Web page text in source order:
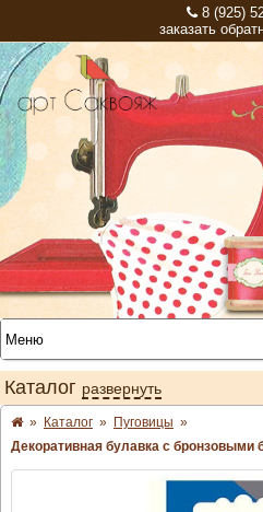
8 (925)
заказать
Каталог развернуть
» Каталог » Пуговицы »
Декоративная булавка с бронзовыми